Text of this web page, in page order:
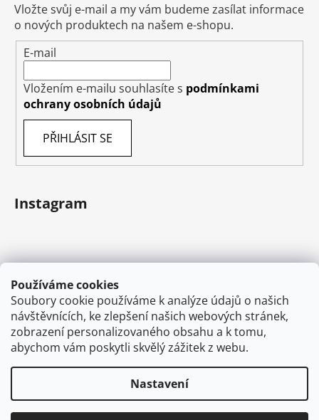
Používáme cookies
Soubory cookie používáme k analýze údajů o našich
návštěvnících, ke zlepšení našich webových stránek,
zobrazení personalizovaného obsahu a k tomu,
abychom vám poskytli skvělý zážitek z webu.
Nastavení
Vložte svůj e-mail a my vám budeme zasílat informace
o nových produktech na našem e-shopu.
E-mail
Vložením e-mailu souhlasíte s podmínkami
ochrany osobních údajů
PŘIHLÁSIT SE
Instagram
Sledovat na Instagramu